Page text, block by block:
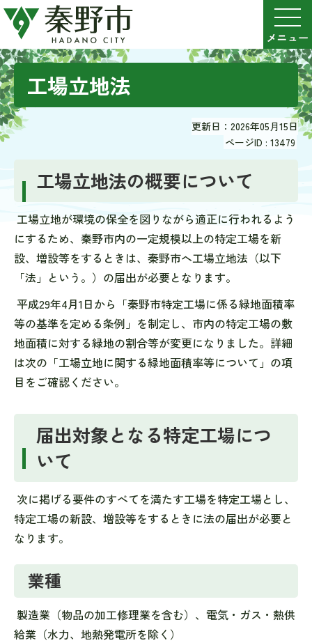
工場立地法
更新日：2026年05月15日
ページID : 13479
工場立地法の概要について
工場立地が環境の保全を図りながら適正に行われるよう
にするため、秦野市内の一定規模以上の特定工場を新
設、増設等をするときは、秦野市へ工場立地法（以下
「法」という。）の届出が必要となります。
平成29年4月1日から「秦野市特定工場に係る緑地面積率
等の基準を定める条例」を制定し、市内の特定工場の敷
地面積に対する緑地の割合等が変更になりました。詳細
は次の「工場立地に関する緑地面積率等について」の項
目をご確認ください。
届出対象となる特定工場につ
いて
次に掲げる要件のすべてを満たす工場を特定工場とし、
特定工場の新設、増設等をするときに法の届出が必要と
なります。
業種
製造業（物品の加工修理業を含む）、電気・ガス・熱供
給業（水力、地熱発電所を除く）